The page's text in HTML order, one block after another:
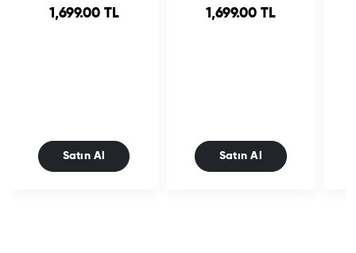
1,699.00 TL
Satın Al
1,699.00 TL
Satın Al